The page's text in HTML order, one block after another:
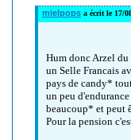
mielpops a écrit le 17/
Hum donc Arzel du
un Selle Francais
pays de candy*
un peu
beaucoup* et peut
Pour la pension